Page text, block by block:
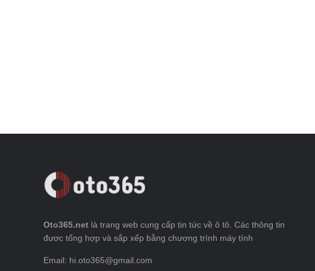
Oto365.net là trang web cung cấp tin tức về ô tô. Các thông tin
được tổng hợp và sắp xếp bằng chương trình máy tính
Email: hi.oto365@gmail.com